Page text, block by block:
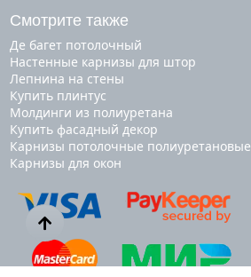
Смотрите также
де багет потолочный
настенные карнизы для штор
лепнина на стены
купить плинтус
молдинги из полиуретана
купить фасадный декор
карнизы потолочные полиуретановые
карнизы для окон